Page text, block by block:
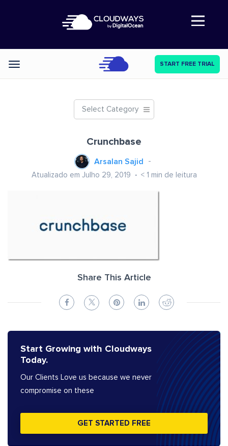
Abre a navegação
Categories START FREE TRIAL
Select Category
Crunchbase
Arsalan Sajid
Atualizado em Julho 29, 2019 < 1 min de leitura
Share This Article
Start Growing with Cloudways
Today.
Our Clients Love us because we never
compromise on these
GET STARTED FREE